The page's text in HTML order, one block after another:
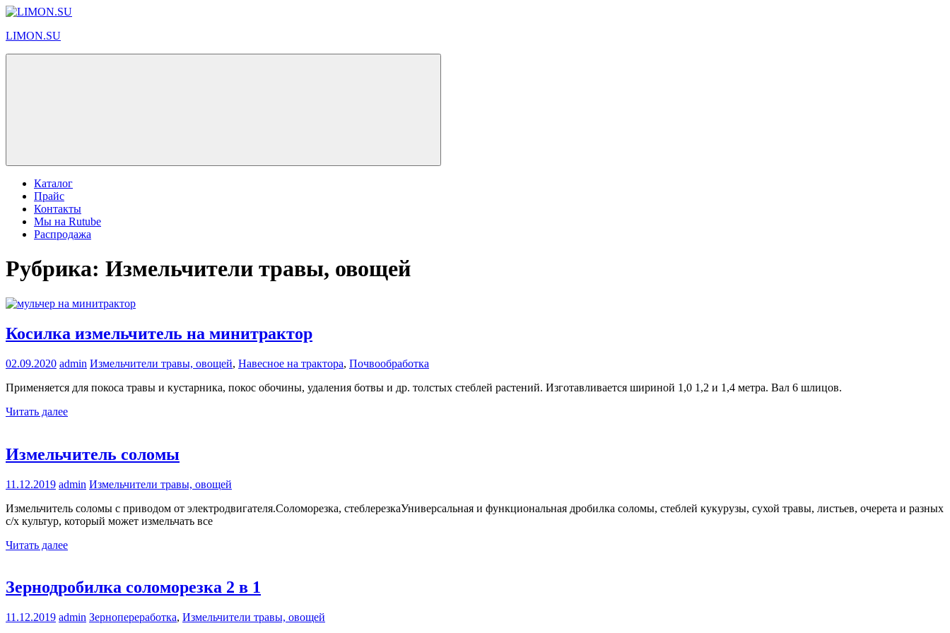
Перейти
содержимому
LIMON.SU
Меню
Каталог
Прайс
Контакты
Мы на Rutube
Распродажа
Рубрика: Измельчители травы, овощей
Косилка измельчитель на минитрактор
02.09.2020 admin Измельчители травы, овощей, Навесное на трактора, Почвообработка
Применяется для покоса травы и кустарника, покос обочины, удаления ботвы и др. толстых стеблей растений. Изготавливается шириной 1,0 1,2 и 1,4 метра. Вал 6 шлицов.
Читать далее
Измельчитель соломы
11.12.2019 admin Измельчители травы, овощей
Измельчитель соломы с приводом от электродвигателя.Соломорезка, стеблерезкаУниверсальная и функциональная дробилка соломы, стеблей кукурузы, сухой травы, листьев, очерета и разных
с/х культур, который может измельчать все
Читать далее
Зернодробилка соломорезка 2 в 1
11.12.2019 admin Зернопереработка, Измельчители травы, овощей